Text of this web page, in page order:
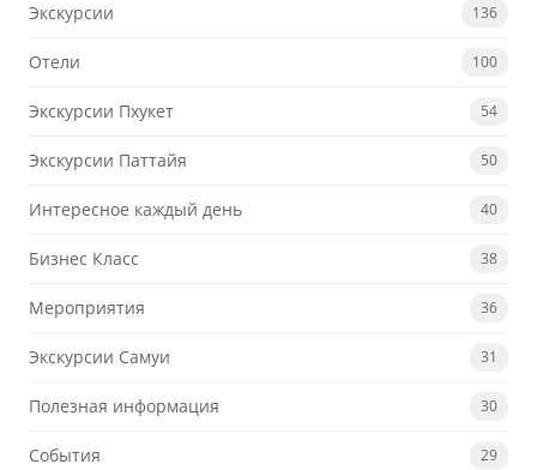
Экскурсии 136
Отели 100
Экскурсии Пхукет 54
Экскурсии Паттайя 50
Интересное каждый день 40
Бизнес Класс 38
Мероприятия 36
Экскурсии Самуи 31
Полезная информация 30
События 29